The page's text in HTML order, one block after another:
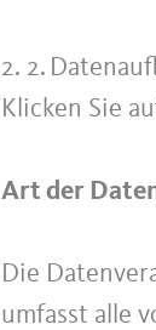
2. 2.
Klicken Sie
Art der
Die
umfasst alle